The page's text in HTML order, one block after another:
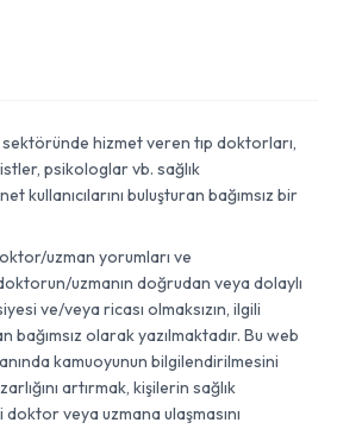
hizmet veren tıp doktorları,
psikologlar vb. sağlık
kullanıcılarını buluşturan bağımsız bir
uzman yorumları ve
uzmanın doğrudan veya dolaylı
ve/veya ricası olmaksızın, ilgili
bağımsız olarak yazılmaktadır. Bu web
kamuoyunun bilgilendirilmesini
artırmak, kişilerin sağlık
veya uzmana ulaşmasını